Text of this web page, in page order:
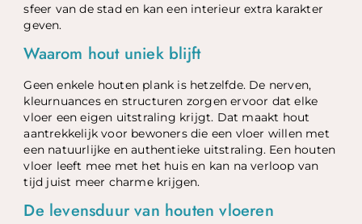
sfeer van de stad en kan een interieur extra karakter
geven.
Waarom hout uniek blijft
Geen enkele houten plank is hetzelfde. De nerven,
kleurnuances en structuren zorgen ervoor dat elke
vloer een eigen uitstraling krijgt. Dat maakt hout
aantrekkelijk voor bewoners die een vloer willen met
een natuurlijke en authentieke uitstraling. Een houten
vloer leeft mee met het huis en kan na verloop van
tijd juist meer charme krijgen.
De levensduur van houten vloeren